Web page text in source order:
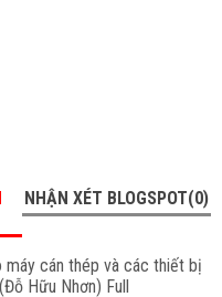
NHẬN XÉT BLOGSPOT(0)
cán thép và các thiết bị
Hữu Nhơn) Full